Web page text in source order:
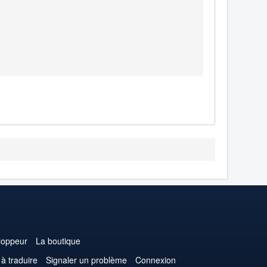
La boutique
traduire Signaler un problème Connexion